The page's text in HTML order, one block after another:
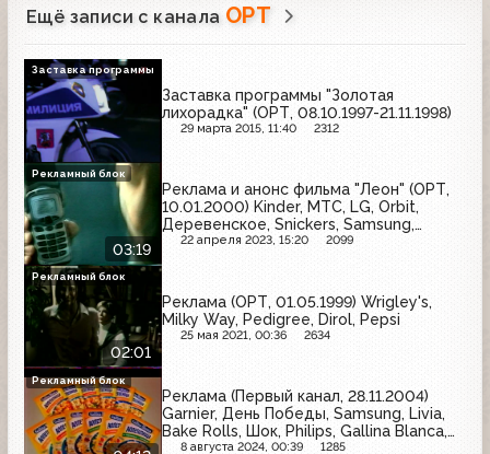
Ещё записи с канала ОРТ
Заставка программы "Золотая
лихорадка" (ОРТ, 08.10.1997-21.11.1998)
29 марта 2015, 11:40 2312
Заставка программы
03:19
Реклама и анонс фильма "Леон" (ОРТ,
10.01.2000) Kinder, МТС, LG, Orbit,
Деревенское, Snickers, Samsung,
Внешэкономбанк
22 апреля 2023, 15:20 2099
Рекламный блок
02:01
Реклама (ОРТ, 01.05.1999) Wrigley's,
Milky Way, Pedigree, Dirol, Pepsi
25 мая 2021, 00:36 2634
Рекламный блок
Реклама (Первый канал, 28.11.2004)
Garnier, День Победы, Samsung, Livia,
Bake Rolls, Шок, Philips, Gallina Blanca,
Яшкинские вафли, Maybelline, Centrum,
8 августа 2024, 00:39 1285
Рекламный блок